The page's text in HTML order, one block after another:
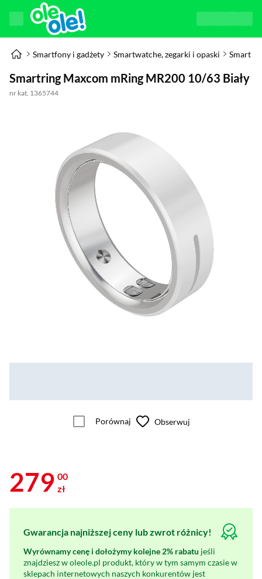
Smartfony i gadżety Smartwatche, zegarki i opaski Smart
Smartring Maxcom mRing MR200 10/63 Biały
nr kat. 1365744
Porównaj Obserwuj
279 00
zł
Gwarancja najniższej ceny lub zwrot różnicy!
Wyrównamy cenę i dołożymy kolejne 2% rabatu jeśli
znajdziesz w oleole.pl produkt, który w tym samym czasie w
sklepach internetowych naszych konkurentów jest